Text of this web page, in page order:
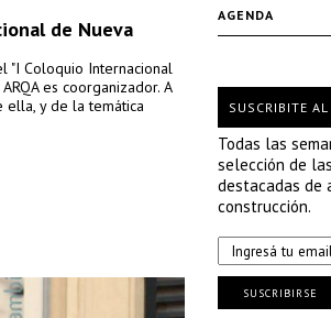
de Nueva
"I Coloquio Internacional
es coorganizador. A
ella, y de la temática
AGENDA
SUSCRIBITE AL
Todas las
selección de
destacadas de
construcción.
SUSCRIBIRSE